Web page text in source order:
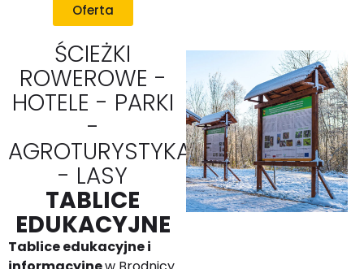
Oferta
ŚCIEŻKI
ROWEROWE -
HOTELE - PARKI
-
AGROTURYSTYKA
- LASY
TABLICE
EDUKACYJNE
Tablice edukacyjne i